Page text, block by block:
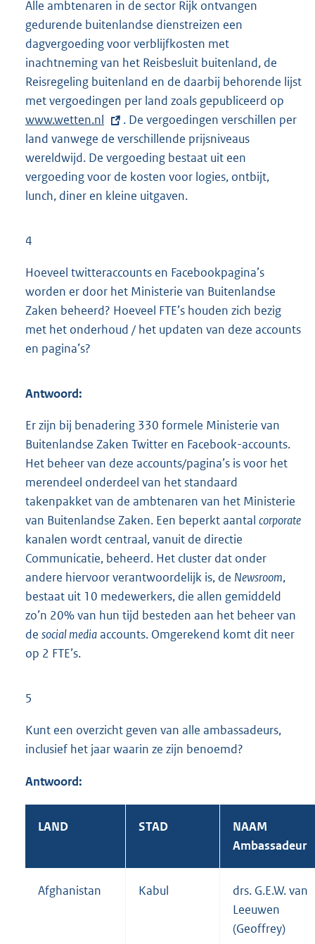
Alle ambtenaren in de sector Rijk ontvangen
gedurende buitenlandse dienstreizen een
dagvergoeding voor verblijfkosten met
inachtneming van het Reisbesluit buitenland, de
Reisregeling buitenland en de daarbij behorende lijst
met vergoedingen per land zoals gepubliceerd op
x
www.wetten.nl
. De vergoedingen verschillen per
land vanwege de verschillende prijsniveaus
wereldwijd. De vergoeding bestaat uit een
vergoeding voor de kosten voor logies, ontbijt,
lunch, diner en kleine uitgaven.
4
Hoeveel twitteraccounts en Facebookpagina’s
worden er door het Ministerie van Buitenlandse
Zaken beheerd? Hoeveel FTE’s houden zich bezig
met het onderhoud / het updaten van deze accounts
en pagina’s?
Antwoord:
Er zijn bij benadering 330 formele Ministerie van
Buitenlandse Zaken Twitter en Facebook-accounts.
Het beheer van deze accounts/pagina’s is voor het
merendeel onderdeel van het standaard
takenpakket van de ambtenaren van het Ministerie
van Buitenlandse Zaken. Een beperkt aantal corporate
kanalen wordt centraal, vanuit de directie
Communicatie, beheerd. Het cluster dat onder
andere hiervoor verantwoordelijk is, de Newsroom,
bestaat uit 10 medewerkers, die allen gemiddeld
zo’n 20% van hun tijd besteden aan het beheer van
de social mediaaccounts. Omgerekend komt dit neer
op 2 FTE’s.
5
Kunt een overzicht geven van alle ambassadeurs,
inclusief het jaar waarin ze zijn benoemd?
Antwoord:
LAND STAD
NAAM
Ambassadeur
Afghanistan Kabul
drs. G.E.W. van
Leeuwen
(Geoffrey)